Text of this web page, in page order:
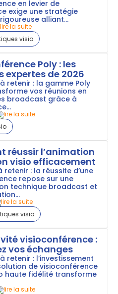
en levier de
exige une stratégie
alliant...
visio
Poly : les
expertes de 2026
à retenir : la gamme Poly
vos réunions en
broadcast grâce à
réussir l’animation
visio efficacement
retenir : la réussite d’une
repose sur une
technique broadcast et
visio
visioconférence :
vos échanges
retenir : l’investissement
de visioconférence
haute fidélité transforme